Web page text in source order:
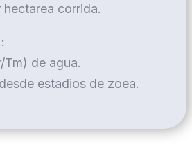
corrida.
de agua.
estadios de zoea.